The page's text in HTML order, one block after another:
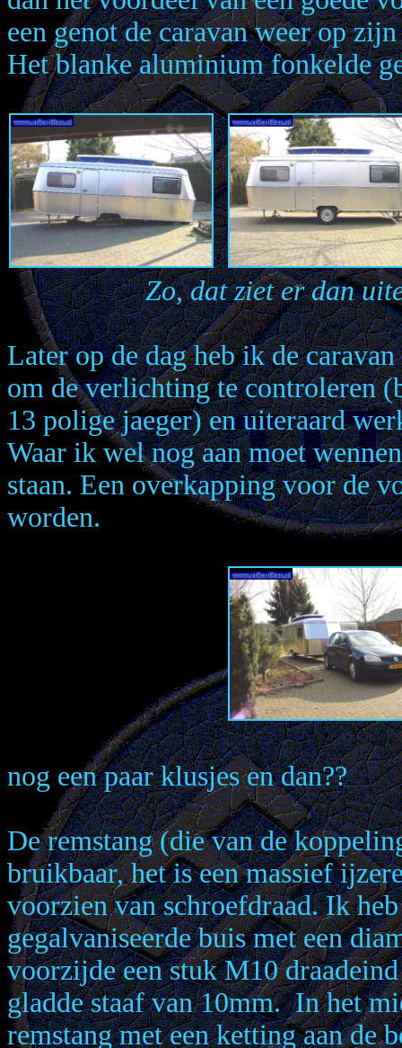
een genot de caravan weer op
Het blanke aluminium fonkelde
Zo, dat ziet er dan
Later op de dag heb ik de
om de verlichting te controleren
13 polige jaeger) en uiteraard
Waar ik wel nog aan moet
staan. Een overkapping voor de
worden.
nog een paar klusjes en dan??
De remstang (die van de
bruikbaar, het is een massief
voorzien van schroefdraad. Ik
gegalvaniseerde buis met een
voorzijde een stuk M10
gladde staaf van 10mm. In het
remstang met een ketting aan de